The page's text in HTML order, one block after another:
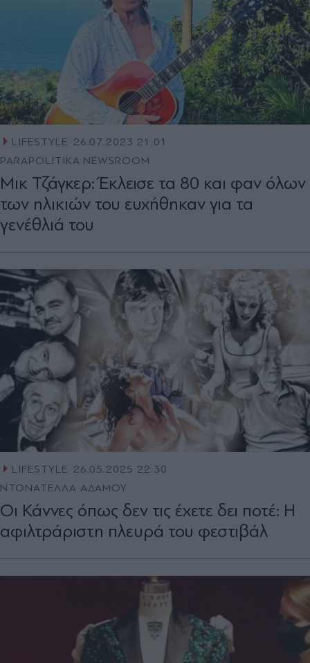
LIFESTYLE
26.07.2023 21:01
PARAPOLITIKA NEWSROOM
Μικ Τζάγκερ: Έκλεισε τα 80 και φαν όλων
των ηλικιών του ευχήθηκαν για τα
γενέθλιά του
LIFESTYLE 26.05.2025 22:30
ΝΤΟΝΑΤΕΛΛΑ ΑΔΑΜΟΥ
Οι Κάννες όπως δεν τις έχετε δει ποτέ: Η
αφιλτράριστη πλευρά του φεστιβάλ